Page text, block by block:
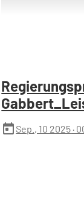
today Sep., 10 2025 ·